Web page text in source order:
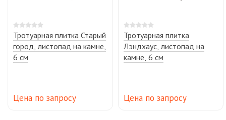
Тротуарная плитка Старый
город, листопад на камне,
6 см
Цена по запросу
Тротуарная плитка
Лэндхаус, листопад на
камне, 6 см
Цена по запросу